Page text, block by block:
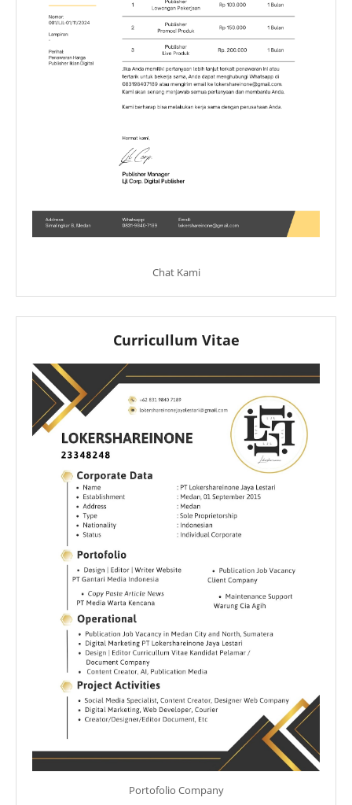
Chat Kami
Curricullum Vitae
Portofolio Company